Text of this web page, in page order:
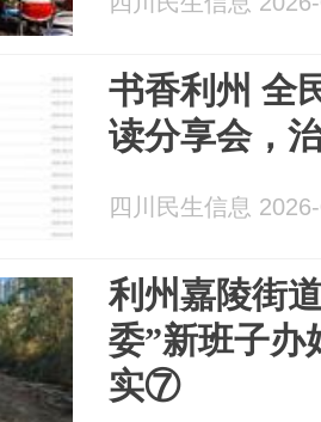
书香利州 全
读分享会，
四川民生信息
利州嘉陵街
委”新班子办
实⑦